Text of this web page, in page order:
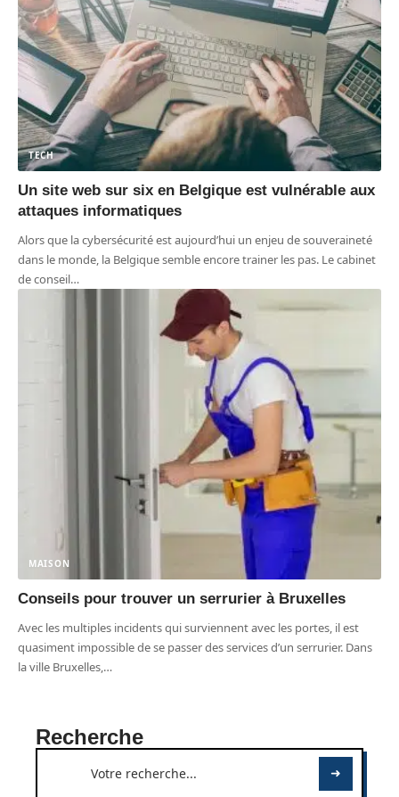
TECH
Un site web sur six en Belgique est vulnérable aux
attaques informatiques
Alors que la cybersécurité est aujourd’hui un enjeu de souveraineté
dans le monde, la Belgique semble encore trainer les pas. Le cabinet
de conseil…
MAISON
Conseils pour trouver un serrurier à Bruxelles
Avec les multiples incidents qui surviennent avec les portes, il est
quasiment impossible de se passer des services d’un serrurier. Dans
la ville Bruxelles,…
Recherche